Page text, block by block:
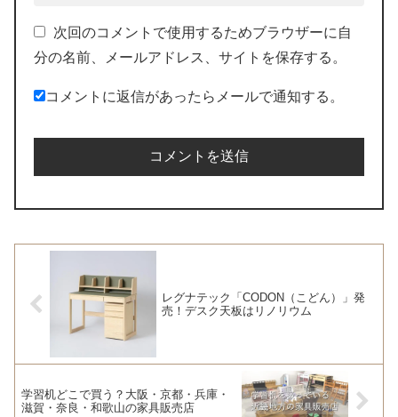
次回のコメントで使用するためブラウザーに自
分の名前、メールアドレス、サイトを保存する。
コメントに返信があったらメールで通知する。
レグナテック「CODON（こどん）」発
売！デスク天板はリノリウム
学習机どこで買う？大阪・京都・兵庫・
滋賀・奈良・和歌山の家具販売店